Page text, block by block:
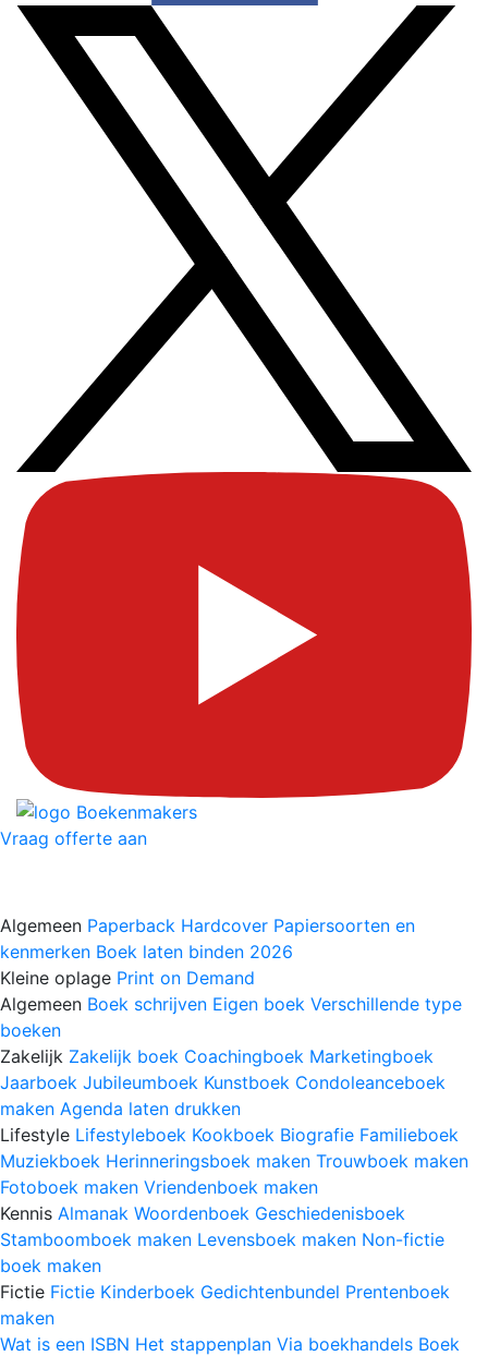
Vraag offerte aan
Algemeen Paperback Hardcover Papiersoorten en
kenmerken Boek laten binden 2026
Kleine oplage Print on Demand
Algemeen Boek schrijven Eigen boek Verschillende type
boeken
Zakelijk Zakelijk boek Coachingboek Marketingboek
Jaarboek Jubileumboek Kunstboek Condoleanceboek
maken Agenda laten drukken
Lifestyle Lifestyleboek Kookboek Biografie Familieboek
Muziekboek Herinneringsboek maken Trouwboek maken
Fotoboek maken Vriendenboek maken
Kennis Almanak Woordenboek Geschiedenisboek
Stamboomboek maken Levensboek maken Non-fictie
boek maken
Fictie Fictie Kinderboek Gedichtenbundel Prentenboek
maken
Wat is een ISBN Het stappenplan Via boekhandels Boek